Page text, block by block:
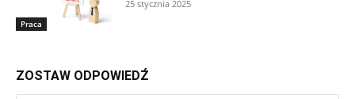
Praca
25 stycznia 2025
ZOSTAW ODPOWIEDŹ